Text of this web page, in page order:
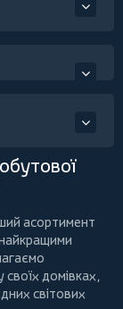
асортимент
найкращими
домівках,
світових